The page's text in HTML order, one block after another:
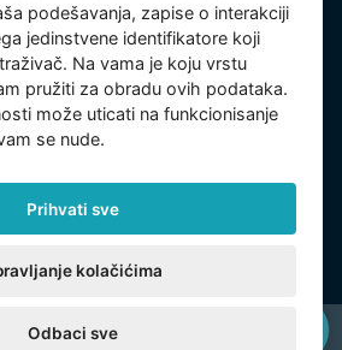
u Opštinskom sudu u Pragu,
Identifikacioni broj kompanije:
broj: CZ26150808.
TRADING s.r.o. All rights reserved.
podešavanja, zapise o interakciji
jedinstvene identifikatore koji
Na vama je koju vrstu
pružiti za obradu ovih podataka.
može uticati na funkcionisanje
se nude.
Prihvati sve
kolačićima
Odbaci sve